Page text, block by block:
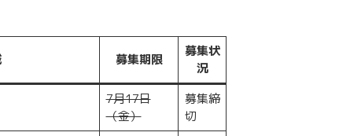
募集期限
募集状
況
7月17日
（金）
募集締
切